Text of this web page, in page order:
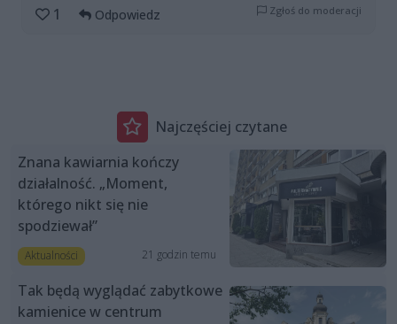
1
Odpowiedz Zgłoś do moderacji
Najczęściej czytane
Znana kawiarnia kończy
działalność. „Moment,
którego nikt się nie
spodziewał”
Aktualności 21 godzin temu
Tak będą wyglądać zabytkowe
kamienice w centrum